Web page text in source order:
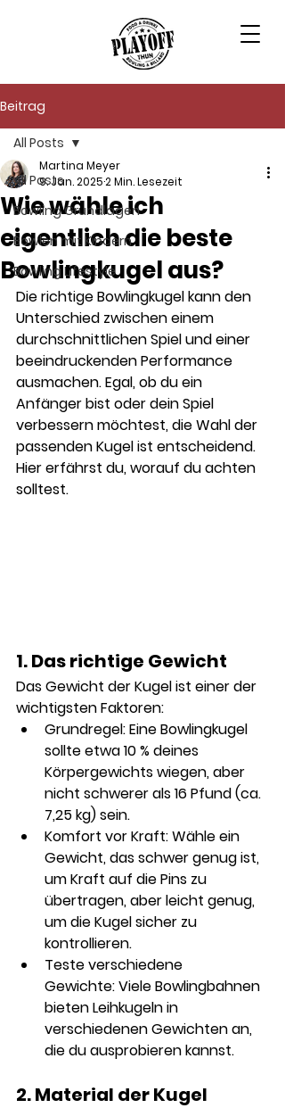
Beitrag
All Posts
Bowling Grundlagen
Bowlen mit Kindern
Bowling Lifestyle
All Posts
Wie wähle ich
eigentlich die beste
Bowlingkugel aus?
Martina Meyer
9. Jan. 20252 Min. Lesezeit
Die richtige Bowlingkugel kann den
Unterschied zwischen einem
durchschnittlichen Spiel und einer
beeindruckenden Performance
ausmachen. Egal, ob du ein
Anfänger bist oder dein Spiel
verbessern möchtest, die Wahl der
passenden Kugel ist entscheidend.
Hier erfährst du, worauf du achten
solltest.
1. Das richtige Gewicht
Das Gewicht der Kugel ist einer der
wichtigsten Faktoren:
Grundregel: Eine Bowlingkugel
sollte etwa 10 % deines
Körpergewichts wiegen, aber
nicht schwerer als 16 Pfund (ca.
7,25 kg) sein.
Komfort vor Kraft: Wähle ein
Gewicht, das schwer genug ist,
um Kraft auf die Pins zu
übertragen, aber leicht genug,
um die Kugel sicher zu
kontrollieren.
Teste verschiedene
Gewichte: Viele Bowlingbahnen
bieten Leihkugeln in
verschiedenen Gewichten an,
die du ausprobieren kannst.
2. Material der Kugel